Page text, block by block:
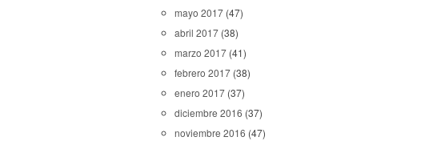
mayo 2017 (47)
abril 2017 (38)
marzo 2017 (41)
febrero 2017 (38)
enero 2017 (37)
diciembre 2016 (37)
noviembre 2016 (47)